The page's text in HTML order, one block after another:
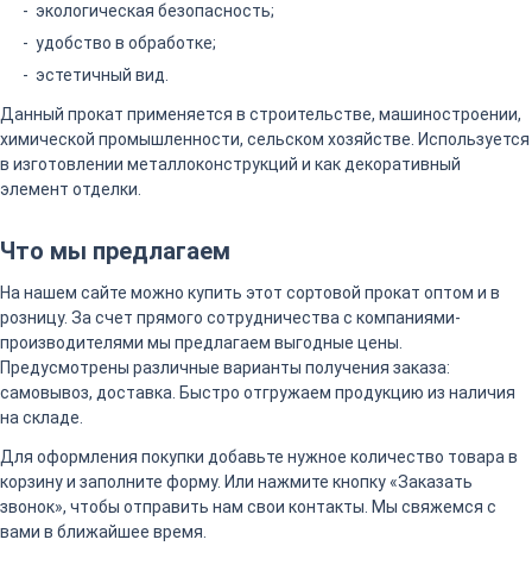
экологическая безопасность;
удобство в обработке;
эстетичный вид.
Данный прокат применяется в строительстве, машиностроении,
химической промышленности, сельском хозяйстве. Используется
в изготовлении металлоконструкций и как декоративный
элемент отделки.
Что мы предлагаем
На нашем сайте можно купить этот сортовой прокат оптом и в
розницу. За счет прямого сотрудничества с компаниями-
производителями мы предлагаем выгодные цены.
Предусмотрены различные варианты получения заказа:
самовывоз, доставка. Быстро отгружаем продукцию из наличия
на складе.
Для оформления покупки добавьте нужное количество товара в
корзину и заполните форму. Или нажмите кнопку «Заказать
звонок», чтобы отправить нам свои контакты. Мы свяжемся с
вами в ближайшее время.